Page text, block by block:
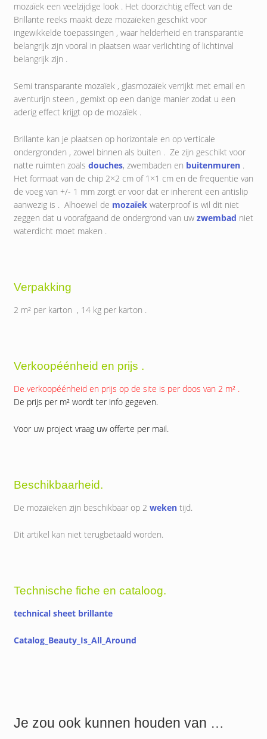
mozaïek een veelzijdige look . Het doorzichtig effect van de
Brillante reeks maakt deze mozaïeken geschikt voor
ingewikkelde toepassingen , waar helderheid en transparantie
belangrijk zijn vooral in plaatsen waar verlichting of lichtinval
belangrijk zijn .
Semi transparante mozaïek , glasmozaïek verrijkt met email en
aventurijn steen , gemixt op een danige manier zodat u een
aderig effect krijgt op de mozaïek .
Brillante kan je plaatsen op horizontale en op verticale
ondergronden , zowel binnen als buiten . Ze zijn geschikt voor
natte ruimten zoals douches, zwembaden en buitenmuren.
Het formaat van de chip 2×2 cm of 1×1 cm en de frequentie van
de voeg van +/- 1 mm zorgt er voor dat er inherent een antislip
aanwezig is . Alhoewel de mozaïekwaterproof is wil dit niet
zeggen dat u voorafgaand de ondergrond van uw zwembad niet
waterdicht moet maken .
Verpakking
2 m² per karton , 14 kg per karton .
Verkoopéénheid en prijs .
De verkoopéénheid en prijs op de site is per doos van 2 m² .
De prijs per m² wordt ter info gegeven.
Voor uw project vraag uw offerte per mail.
Beschikbaarheid.
De mozaïeken zijn beschikbaar op 2 wekentijd.
Dit artikel kan niet terugbetaald worden.
Technische fiche en cataloog.
technical sheet brillante
Catalog_Beauty_Is_All_Around
Je zou ook kunnen houden van …